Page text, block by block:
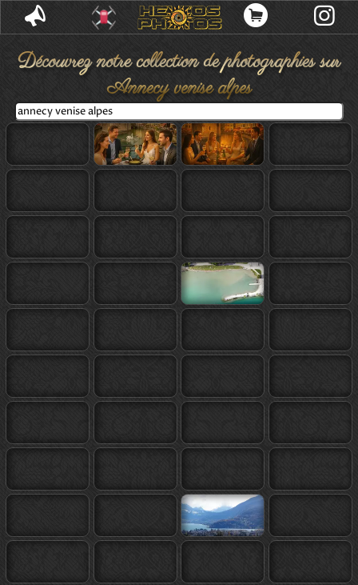
Découvreznotre collection de photographies sur
Annecy venise alpes